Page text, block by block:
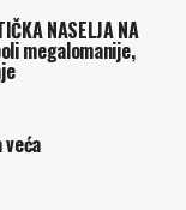
NASELJA NA
megalomanije,
veća